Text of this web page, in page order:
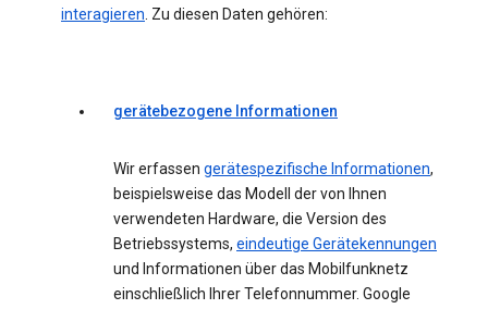
interagieren. Zu diesen Daten gehören:
gerätebezogene Informationen
Wir erfassen gerätespezifische Informationen,
beispielsweise das Modell der von Ihnen
verwendeten Hardware, die Version des
Betriebssystems, eindeutige Gerätekennungen
und Informationen über das Mobilfunknetz
einschließlich Ihrer Telefonnummer. Google